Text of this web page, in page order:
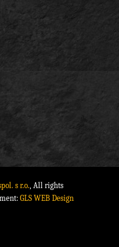
s r.o., All rights
GLS WEB Design